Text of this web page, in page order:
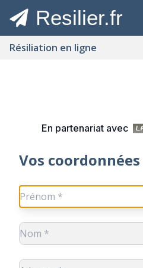
Resilier.fr
Résiliation en ligne
En partenariat avec
Vos coordonnées